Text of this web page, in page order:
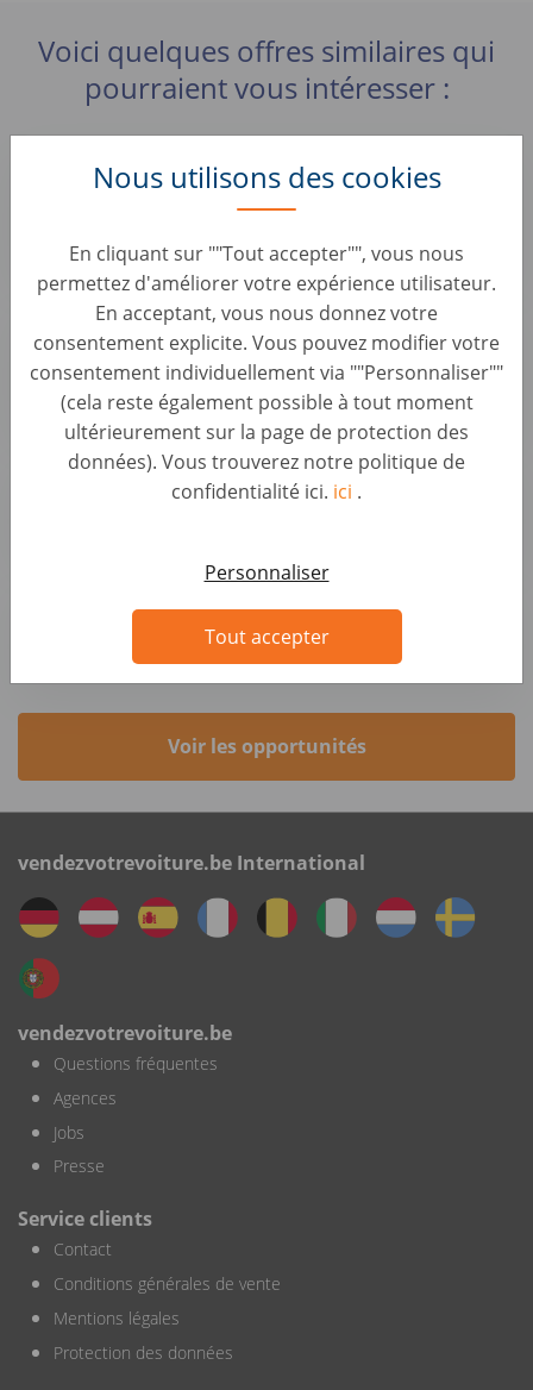
Nous utilisons des cookies
En cliquant sur ""Tout accepter"", vous nous
permettez d'améliorer votre expérience utilisateur.
En acceptant, vous nous donnez votre
consentement explicite. Vous pouvez modifier votre
consentement individuellement via ""Personnaliser""
(cela reste également possible à tout moment
ultérieurement sur la page de protection des
données). Vous trouverez notre politique de
confidentialité ici. ici .
Personnaliser
Tout accepter
Voici quelques offres similaires qui
pourraient vous intéresser :
Addetto Acquisti Auto usate e Back Office
Padova
noicompriamoauto.it
Addetto Acquisti Auto usate e Back Office
Pistoia
Car Evaluation • Italy, Agliana
noicompriamoauto.it
Addetto/a Acquisti Auto - Filiale di Arezzo
Car Evaluation • Italy, Arezzo
Car Evaluation • Italy, Parma
noicompriamoauto.it
Voir les opportunités
vendezvotrevoiture.be International
vendezvotrevoiture.be
Questions fréquentes
Agences
Jobs
Presse
Service clients
Contact
Conditions générales de vente
Mentions légales
Protection des données